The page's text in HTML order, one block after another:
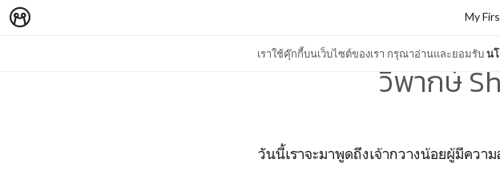
เราใช้คุ๊กกี้บนเว็บไซต์ของเรา กรุณาอ่านและยอมรับน
My
วิพากษ์
วันนี้เราจะมาพูดถึงเจ้ากวางน้อยผู้มีความ